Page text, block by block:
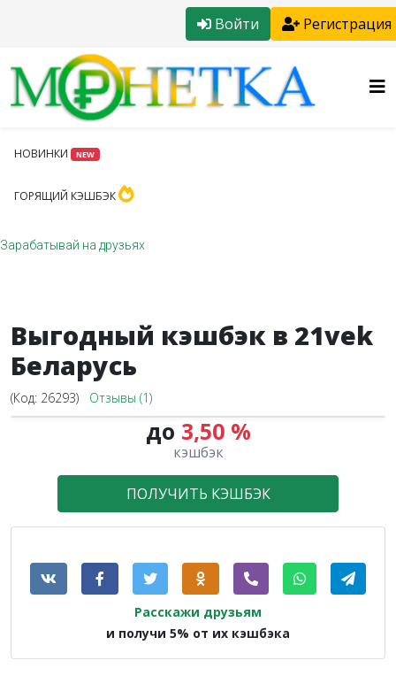
Войти Регистрация
НОВИНКИ NEW
ГОРЯЩИЙ КЭШБЭК
Зарабатывай на друзьях
Выгодный кэшбэк в 21vek
Беларусь
(Код: 26293) Отзывы (1)
до 3,50 %
кэшбэк
ПОЛУЧИТЬ КЭШБЭК
Расскажи друзьям
и получи 5% от их кэшбэка